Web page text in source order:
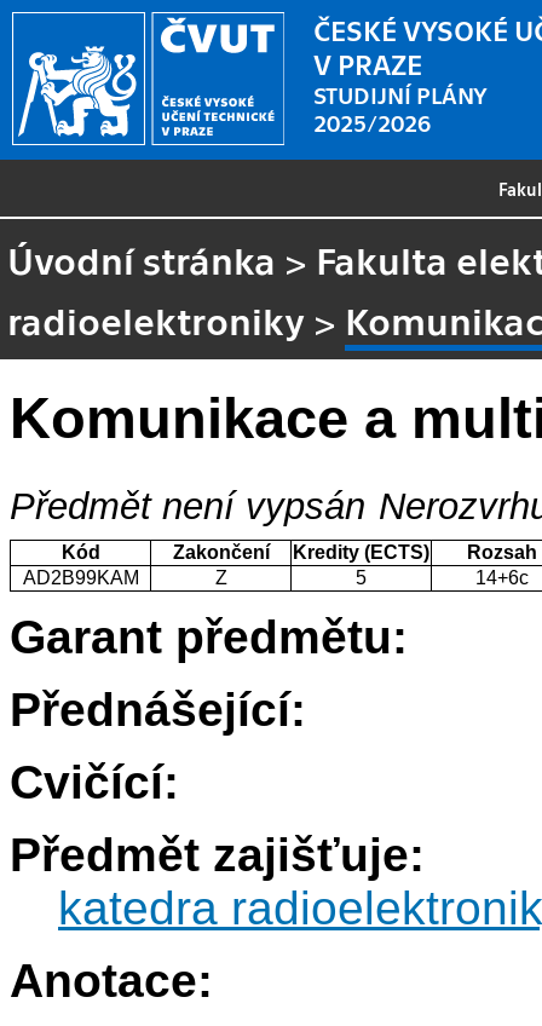
ČESKÉ VYSOKÉ
V PRAZE
STUDIJNÍ PLÁNY
2025/2026
Úvodní stránka > Fakulta
radioelektroniky >
Komunikace a
Předmět není vypsán
Kód Zakončení Kredity (ECTS)
Rozsah
AD2B99KAM
Z 5 14+6c
Garant předmětu:
Přednášející:
Cvičící:
Předmět zajišťuje:
katedra
Anotace: